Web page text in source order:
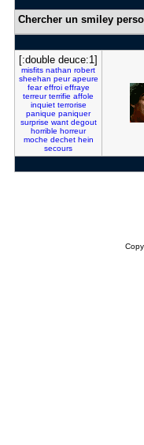
Chercher un smiley
[:double deuce:1]
misfits nathan robert
sheehan peur apeure
fear effroi effraye
terreur terrifie affole
inquiet terrorise
panique paniquer
surprise want degout
horrible horreur
moche dechet hein
secours